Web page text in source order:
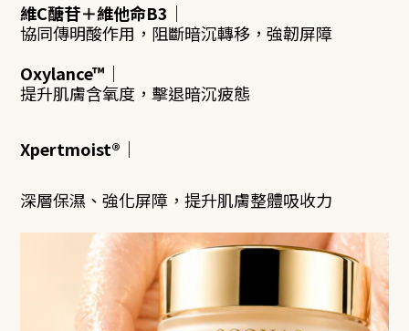
維C醣苷＋維他命B3 ｜
協同傳明酸作用，阻斷暗沉轉移，強韌屏障
Oxylance™ ｜
提升肌膚含氧度，擊退暗沉疲態
Xpertmoist® ｜
深層保濕、強化屏障，提升肌膚整體吸收力